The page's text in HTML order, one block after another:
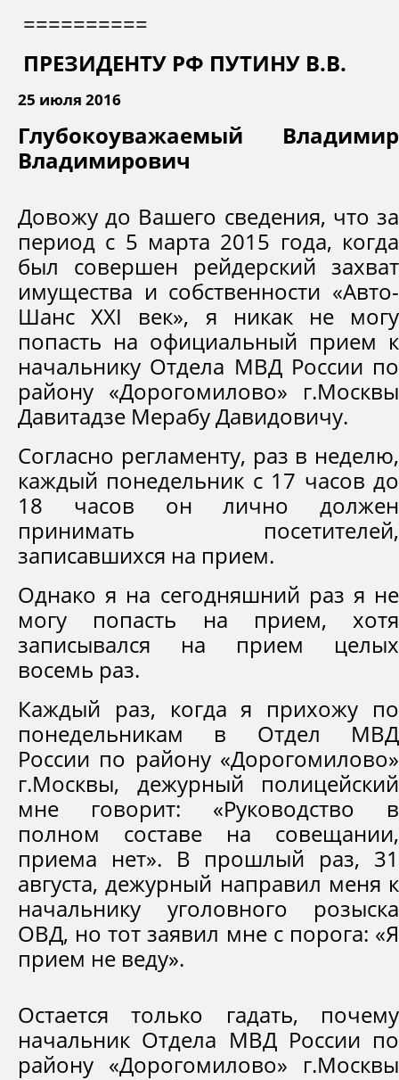
==========
ПРЕЗИДЕНТУ РФ ПУТИНУ В.В.
25 июля 2016
Глубокоуважаемый Владимир
Владимирович
Довожу до Вашего сведения, что за
период с 5 марта 2015 года, когда
был совершен рейдерский захват
имущества и собственности «Авто-
Шанс XXI век», я никак не могу
попасть на официальный прием к
начальнику Отдела МВД России по
району «Дорогомилово» г.Москвы
Давитадзе Мерабу Давидовичу.
Согласно регламенту, раз в неделю,
каждый понедельник с 17 часов до
18 часов он лично должен
принимать посетителей,
записавшихся на прием.
Однако я на сегодняшний раз я не
могу попасть на прием, хотя
записывался на прием целых
восемь раз.
Каждый раз, когда я прихожу по
понедельникам в Отдел МВД
России по району «Дорогомилово»
г.Москвы, дежурный полицейский
мне говорит: «Руководство в
полном составе на совещании,
приема нет». В прошлый раз, 31
августа, дежурный направил меня к
начальнику уголовного розыска
ОВД, но тот заявил мне с порога: «Я
прием не веду».
Остается только гадать, почему
начальник Отдела МВД России по
району «Дорогомилово» г.Москвы